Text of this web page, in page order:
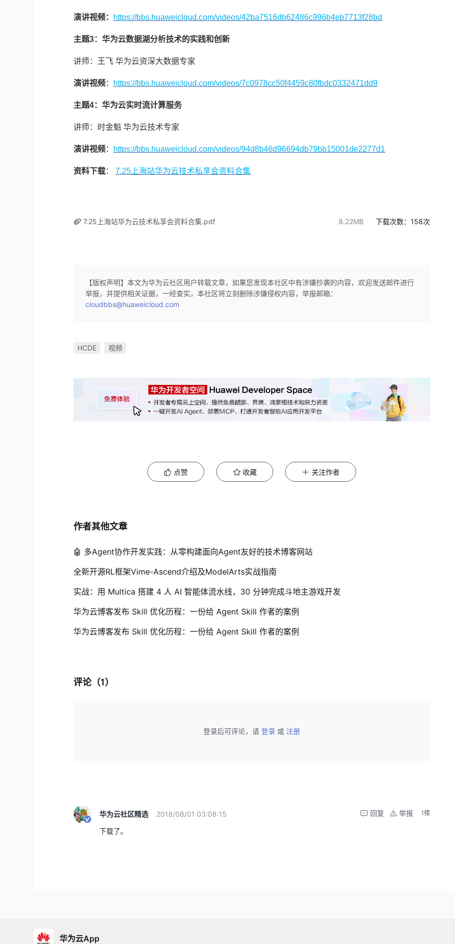
演讲视频： https://bbs.huaweicloud.com/videos/42ba7516db62486c996b4eb7713f28bd
主题3：华为云数据湖分析技术的实践和创新
讲师：王飞 华为云资深大数据专家
演讲视频： https://bbs.huaweicloud.com/videos/7c0978cc50f4459c80fbdc0332471dd9
主题4：华为云实时流计算服务
讲师：时金魁 华为云技术专家
演讲视频： https://bbs.huaweicloud.com/videos/94d8b46d96694db79bb15001de2277d1
资料下载：7.25上海站华为云技术私享会资料合集
7.25上海站华为云技术私享会资料合集.pdf 8.22MB 下载次数： 158次
【版权声明】本文为华为云社区用户转载文章，如果您发现本社区中有涉嫌抄袭的内容，欢迎发送邮件进行
举报，并提供相关证据，一经查实，本社区将立刻删除涉嫌侵权内容，举报邮箱：
cloudbbs@huaweicloud.com
HCDE 视频
点赞 收藏 关注作者
作者其他文章
🤖 多Agent协作开发实践：从零构建面向Agent友好的技术博客网站
全新开源RL框架Vime-Ascend介绍及ModelArts实战指南
实战：用 Multica 搭建 4 人 AI 智能体流水线，30 分钟完成斗地主游戏开发
华为云博客发布 Skill 优化历程：一份给 Agent Skill 作者的案例
华为云博客发布 Skill 优化历程：一份给 Agent Skill 作者的案例
评论（1）
登录后可评论，请 登录 或 注册
华为云社区精选 2018/08/01 03:08:15 1楼
举报
回复
下载了。
华为云App